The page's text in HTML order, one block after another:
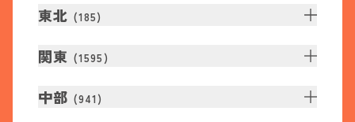
東北 (185)
関東 (1595 )
中部 (941 )